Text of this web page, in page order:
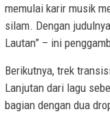
memulai karir musik
silam. Dengan
Lautan” – ini
Berikutnya, trek
Lanjutan dari lagu
bagian dengan dua